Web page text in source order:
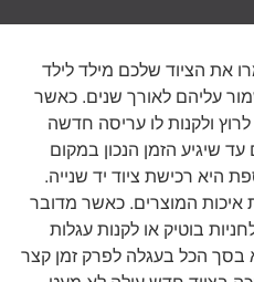
את הציוד שלכם מילד לילד
עליהם לאורך שנים. כאשר
ולקנות לו עריסה חדשה
שיגיע הזמן הנכון במקום
היא רכישת ציוד יד שנייה.
המוצרים. כאשר מדובר
בוטיק או לקנות עגלות
בסך הכל בעגלה לפרק זמן קצר